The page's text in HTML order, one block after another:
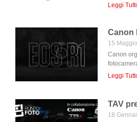
Leggi
Canon
15
Canon
Leggi
TAV
18